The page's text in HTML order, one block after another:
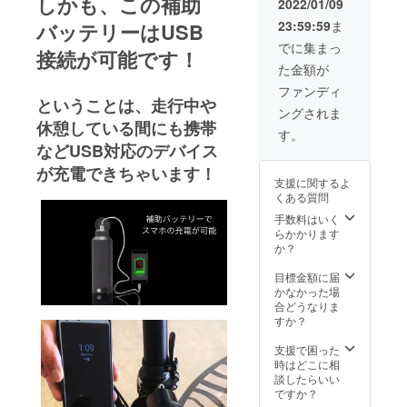
バッテリーはUSB
接続が可能です！
ということは、走行中や
休憩している間にも携帯
などUSB対応のデバイス
が充電できちゃいます！
本体カ
ラーは
[グレー]
[ホワイ
ト][ブ
ルー]の
３色の
な色を
お選び
いただ
けま
す。
本体
バッテ
リーと
同じ
7000m
Ah
2022/01/09
23:59:59ま
でに集まっ
た金額が
ファンディ
ングされま
す。
支援に関するよ
くある質問
手数料はいく
らかかります
か？
目標金額に届
かなかった場
合どうなりま
すか？
支援で困った
時はどこに相
談したらいい
ですか？